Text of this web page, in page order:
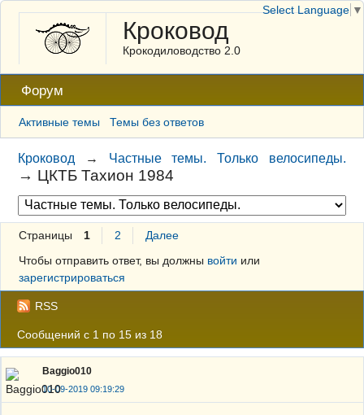
Кроковод
Крокодиловодство 2.0
Форум
Активные темы Темы без ответов
Кроковод → Частные темы. Только велосипеды.
→ ЦКТБ Тахион 1984
Страницы 1 2
Далее
Чтобы отправить ответ, вы должны войти или
зарегистрироваться
RSS
Сообщений с 1 по 15 из 18
Baggio010
10-09-2019 09:19:29
Select Language ▼